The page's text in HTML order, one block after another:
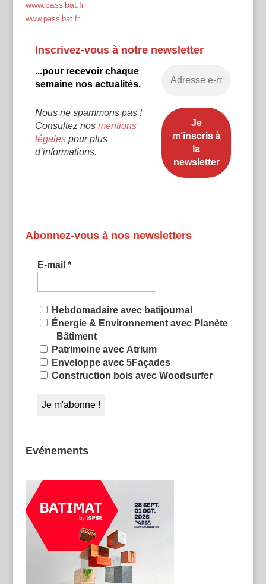
www.passibat.fr
www.passibat.fr
Inscrivez-vous à notre newsletter
...pour recevoir chaque
semaine nos actualités.
Nous ne spammons pas !
Consultez nos mentions
légalespour plus
d’informations.
Abonnez-vous à nos newsletters
E-mail *
Hebdomadaire avec batijournal
Énergie & Environnement avec Planète
Bâtiment
Patrimoine avec Atrium
Enveloppe avec 5Façades
Construction bois avec Woodsurfer
Evénements